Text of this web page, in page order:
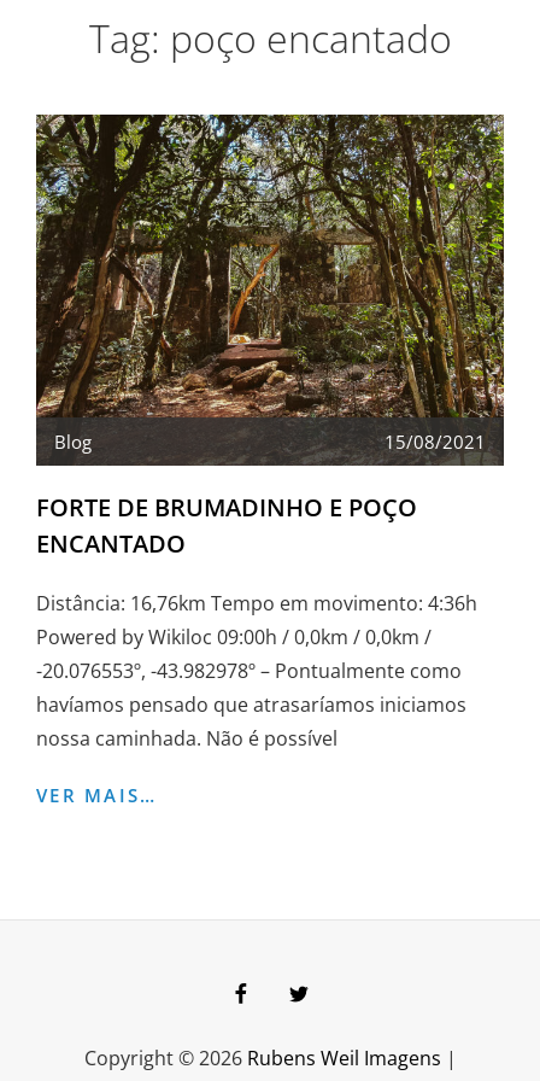
Tag: poço encantado
Blog 15/08/2021
FORTE DE BRUMADINHO E POÇO
ENCANTADO
Distância: 16,76km Tempo em movimento: 4:36h
Powered by Wikiloc 09:00h / 0,0km / 0,0km /
-20.076553º, -43.982978º – Pontualmente como
havíamos pensado que atrasaríamos iniciamos
nossa caminhada. Não é possível
VER MAIS…
POÇO
FacebookTwitter
Copyright © 2026 Rubens Weil Imagens |